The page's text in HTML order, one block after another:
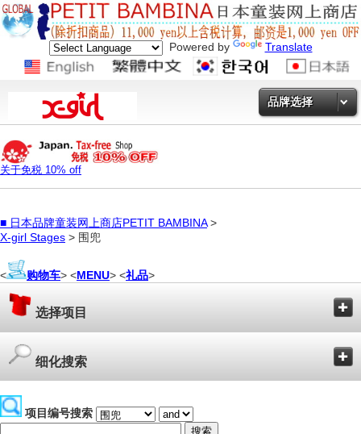
Powered by Translate
品牌选择
关于免税 10% off
■ 日本品牌童装网上商店PETIT BAMBINA>
X-girl Stages > 围兜
< 购物车> <MENU> <礼品>
选择项目
细化搜索
项目编号搜索